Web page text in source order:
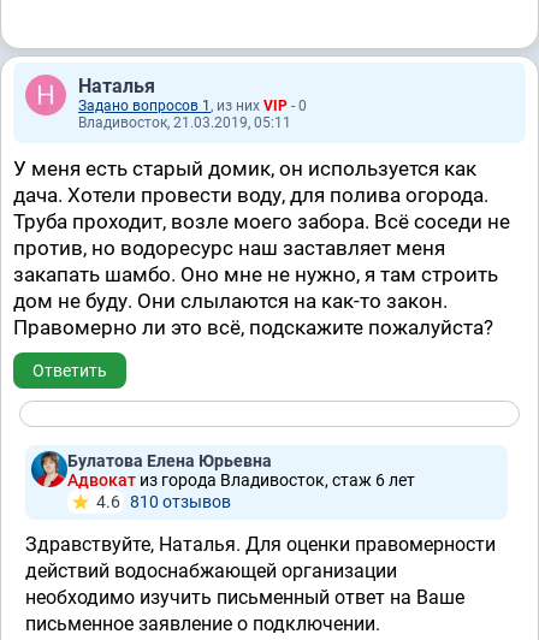
Наталья
Задано вопросов 1 , из них VIP - 0
Владивосток, 21.03.2019, 05:11
У меня есть старый домик, он используется как
дача. Хотели провести воду, для полива огорода.
Труба проходит, возле моего забора. Всё соседи не
против, но водоресурс наш заставляет меня
закапать шамбо. Оно мне не нужно, я там строить
дом не буду. Они слылаются на как-то закон.
Правомерно ли это всё, подскажите пожалуйста?
Ответить
Булатова Елена Юрьевна
Адвокат из города Владивосток, стаж 6 лет
4.6 810 отзывов
Здравствуйте, Наталья. Для оценки правомерности
действий водоснабжающей организации
необходимо изучить письменный ответ на Ваше
письменное заявление о подключении.